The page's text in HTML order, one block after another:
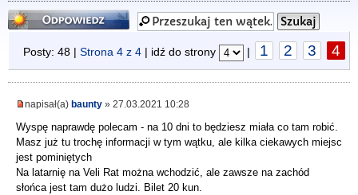
Odpowiedz
Posty: 48 | Strona 4 z 4 | idź do strony | 1 2 3 4
napisał(a) baunty » 27.03.2021 10:28
Wyspę naprawdę polecam - na 10 dni to będziesz miała co tam robić.
Masz już tu trochę informacji w tym wątku, ale kilka ciekawych miejsc
jest pominiętych
Na latarnię na Veli Rat można wchodzić, ale zawsze na zachód
słońca jest tam dużo ludzi. Bilet 20 kun.